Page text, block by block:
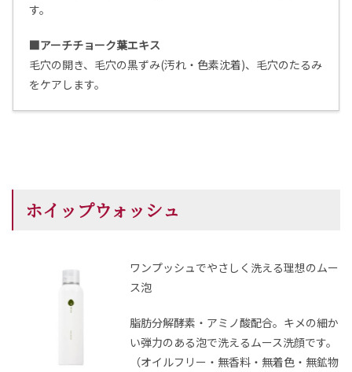
す。
■アーチチョーク葉エキス
毛穴の開き、毛穴の黒ずみ(汚れ・色素沈着)、毛穴のたるみ
をケアします。
ホイップウォッシュ
ワンプッシュでやさしく洗える理想のムー
ス泡
脂肪分解酵素・アミノ酸配合。キメの細か
い弾力のある泡で洗えるムース洗顔です。
（オイルフリー・無香料・無着色・無鉱物